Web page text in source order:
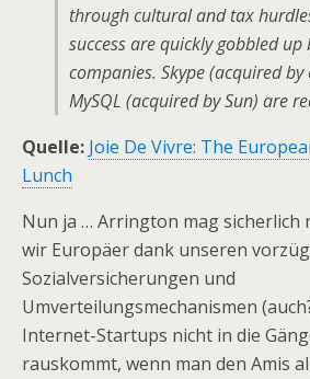
through cultural and tax
success are quickly gobbled up
companies. Skype (acquired by
MySQL (acquired by Sun) are
Quelle: Joie De Vivre: The
Lunch
Nun ja … Arrington mag sicherlich
wir Europäer dank unseren
Sozialversicherungen und
Umverteilungsmechanismen
Internet-Startups nicht in die
rauskommt, wenn man den Amis